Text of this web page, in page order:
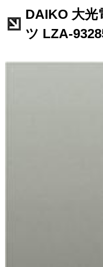
DAIKO 大光
ツ LZA-